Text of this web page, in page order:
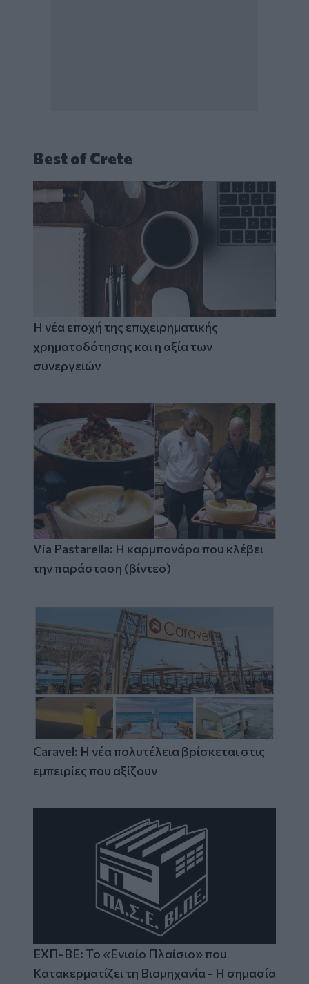
Best of Crete
Η νέα εποχή της επιχειρηματικής
χρηματοδότησης και η αξία των
συνεργειών
Via Pastarella: Η καρμπονάρα που κλέβει
την παράσταση (βίντεο)
Caravel: Η νέα πολυτέλεια βρίσκεται στις
εμπειρίες που αξίζουν
ΕΧΠ-ΒΕ: Το «Ενιαίο Πλαίσιο» που
Κατακερματίζει τη Βιομηχανία - Η σημασία